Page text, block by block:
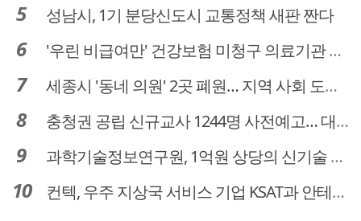
성남시, 1기 분당신도시 교통정책 새판 짠다
'우린 비급여만' 건강보험 미청구 의료기관 대전 65곳 충남 31곳
세종시 '동네 의원' 2곳 폐원… 지역 사회 도마 위
충청권 공립 신규교사 1244명 사전예고… 대전 초등 34명서 4명으로
과학기술정보연구원, 1억원 상당의 신기술 기업 이전 완료
컨텍, 우주 지상국 서비스 기업 KSAT과 안테나 6기 계약 체결